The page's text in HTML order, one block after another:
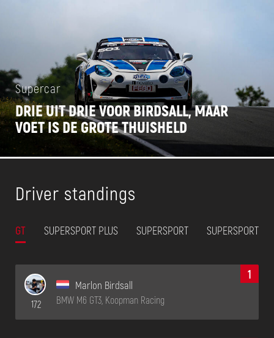
Supercar
DRIE UIT DRIE VOOR BIRDSALL, MAAR
VOET IS DE GROTE THUISHELD
Driver standings
GT SUPERSPORT PLUS SUPERSPORT SUPERSPORT 2
1
Marlon Birdsall
BMW M6 GT3, Koopman Racing
172